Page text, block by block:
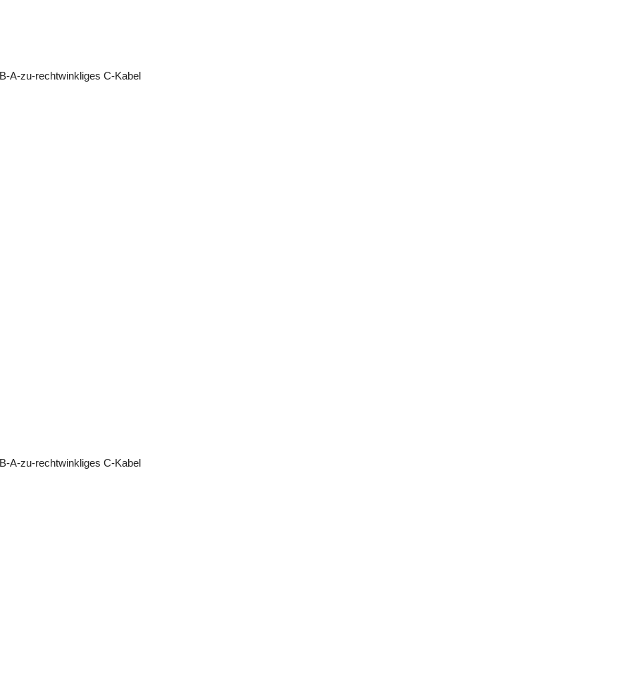
A-zu-rechtwinkliges C-Kabel
A-zu-rechtwinkliges C-Kabel